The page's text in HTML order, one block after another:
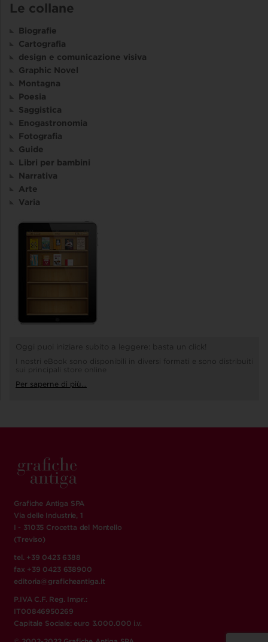
Le collane
Biografie
Cartografia
design e comunicazione visiva
Graphic Novel
Montagna
Poesia
Saggistica
Enogastronomia
Fotografia
Guide
Libri per bambini
Narrativa
Arte
Varia
Oggi puoi iniziare subito a leggere: basta un click!
I nostri eBook sono disponibili in diversi formati e sono distribuiti
sui principali store online
Per saperne di più...
Grafiche Antiga SPA
Via delle Industrie, 1
I - 31035 Crocetta del Montello
(Treviso)
tel. +39 0423 6388
fax +39 0423 638900
editoria@graficheantiga.it
P.IVA C.F. Reg. Impr.:
IT00846950269
Capitale Sociale: euro 3.000.000 i.v.